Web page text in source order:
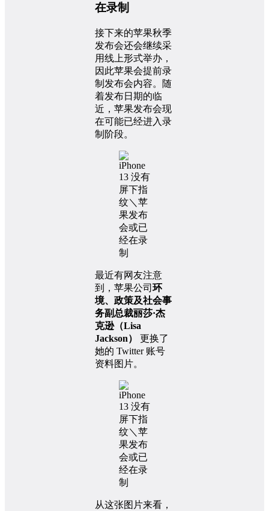
在录制
接下来的苹果秋季
发布会还会继续采
用线上形式举办，
因此苹果会提前录
制发布会内容。随
着发布日期的临
近，苹果发布会现
在可能已经进入录
制阶段。
最近有网友注意
到，苹果公司 环
境、政策及社会事
务副总裁丽莎·杰
克逊（Lisa
Jackson）
更换了
她的 Twitter 账号
资料图片。
从这张图片来看，